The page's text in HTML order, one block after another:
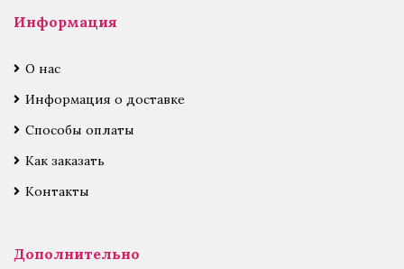
Информация
О нас
Информация о доставке
Способы оплаты
Как заказать
Контакты
Дополнительно